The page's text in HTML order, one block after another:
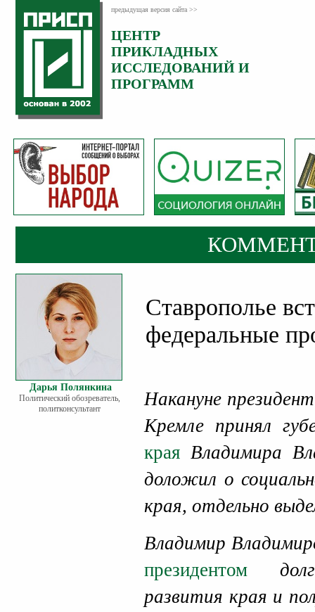
предыдущая версия сайта >>
ЦЕНТР
ПРИКЛАДНЫХ
ИССЛЕДОВАНИЙ И
ПРОГРАММ
Дарья Полянкина
Политический обозреватель,
политконсультант
Ставрополье
федеральные
Накануне
Кремле принял
края Владимира
доложил о
края, отдельно
Владимир
президентом
развития края и
Категория:
Комментарии